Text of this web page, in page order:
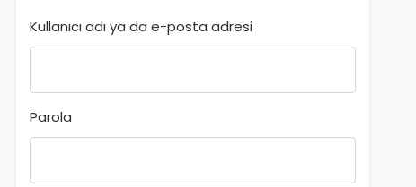
Kullanıcı adı ya da e-posta adresi
Parola